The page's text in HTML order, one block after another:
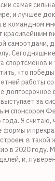
самая
и лучшее
командном
красивейшим
самоотдачи,
спортсменов и
что
работы
за
спонсором
года. Я
формы и
в такой
в 2020
и, я